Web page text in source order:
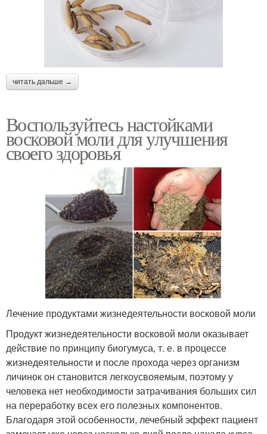
читать дальше →
Воспользуйтесь настойками
восковой моли для улучшения
своего здоровья
Лечение продуктами жизнедеятельности восковой моли
Продукт жизнедеятельности восковой моли оказывает
действие по принципу биогумуса, т. е. в процессе
жизнедеятельности и после прохода через организм
личинок он становится легкоусвояемым, поэтому у
человека нет необходимости затрачивания больших сил
на переработку всех его полезных компонентов.
Благодаря этой особенности, лечебный эффект пациент